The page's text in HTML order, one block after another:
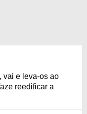
vai e leva-os ao
reedificar a